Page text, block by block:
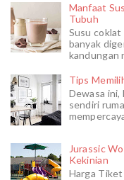
Manfaat
Tubuh
Susu coklat
banyak
kandungan
Tips
Dewasa
sendiri
Jurassic
Kekinian
Harga